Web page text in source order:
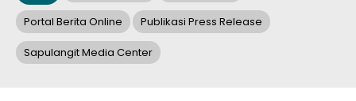
Portal Berita Online Publikasi Press Release
Sapulangit Media Center